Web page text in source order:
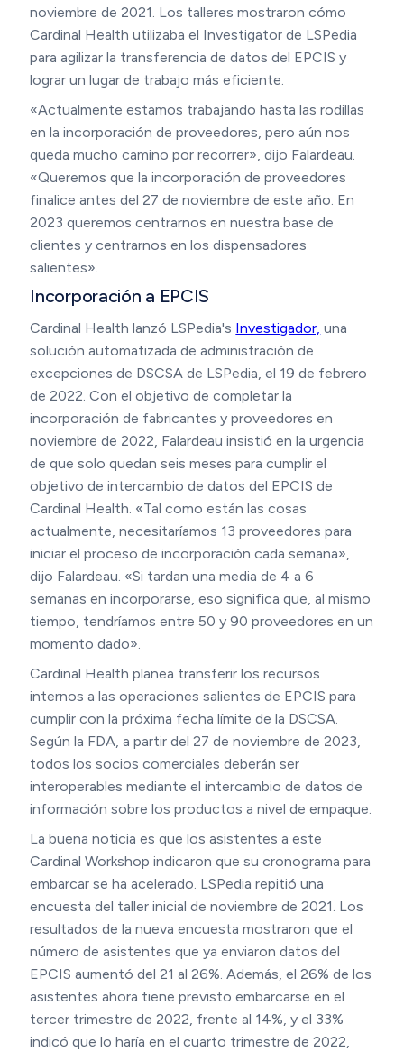
noviembre de 2021. Los talleres mostraron cómo
Cardinal Health utilizaba el Investigator de LSPedia
para agilizar la transferencia de datos del EPCIS y
lograr un lugar de trabajo más eficiente.
«Actualmente estamos trabajando hasta las rodillas
en la incorporación de proveedores, pero aún nos
queda mucho camino por recorrer», dijo Falardeau.
«Queremos que la incorporación de proveedores
finalice antes del 27 de noviembre de este año. En
2023 queremos centrarnos en nuestra base de
clientes y centrarnos en los dispensadores
salientes».
Incorporación a EPCIS
Cardinal Health lanzó LSPedia's Investigador, una
solución automatizada de administración de
excepciones de DSCSA de LSPedia, el 19 de febrero
de 2022. Con el objetivo de completar la
incorporación de fabricantes y proveedores en
noviembre de 2022, Falardeau insistió en la urgencia
de que solo quedan seis meses para cumplir el
objetivo de intercambio de datos del EPCIS de
Cardinal Health. «Tal como están las cosas
actualmente, necesitaríamos 13 proveedores para
iniciar el proceso de incorporación cada semana»,
dijo Falardeau. «Si tardan una media de 4 a 6
semanas en incorporarse, eso significa que, al mismo
tiempo, tendríamos entre 50 y 90 proveedores en un
momento dado».
Cardinal Health planea transferir los recursos
internos a las operaciones salientes de EPCIS para
cumplir con la próxima fecha límite de la DSCSA.
Según la FDA, a partir del 27 de noviembre de 2023,
todos los socios comerciales deberán ser
interoperables mediante el intercambio de datos de
información sobre los productos a nivel de empaque.
La buena noticia es que los asistentes a este
Cardinal Workshop indicaron que su cronograma para
embarcar se ha acelerado. LSPedia repitió una
encuesta del taller inicial de noviembre de 2021. Los
resultados de la nueva encuesta mostraron que el
número de asistentes que ya enviaron datos del
EPCIS aumentó del 21 al 26%. Además, el 26% de los
asistentes ahora tiene previsto embarcarse en el
tercer trimestre de 2022, frente al 14%, y el 33%
indicó que lo haría en el cuarto trimestre de 2022,